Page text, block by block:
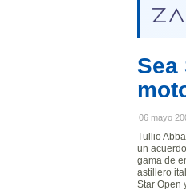
Sea
06 mayo
Tullio
un
gama de
astillero
Star Open